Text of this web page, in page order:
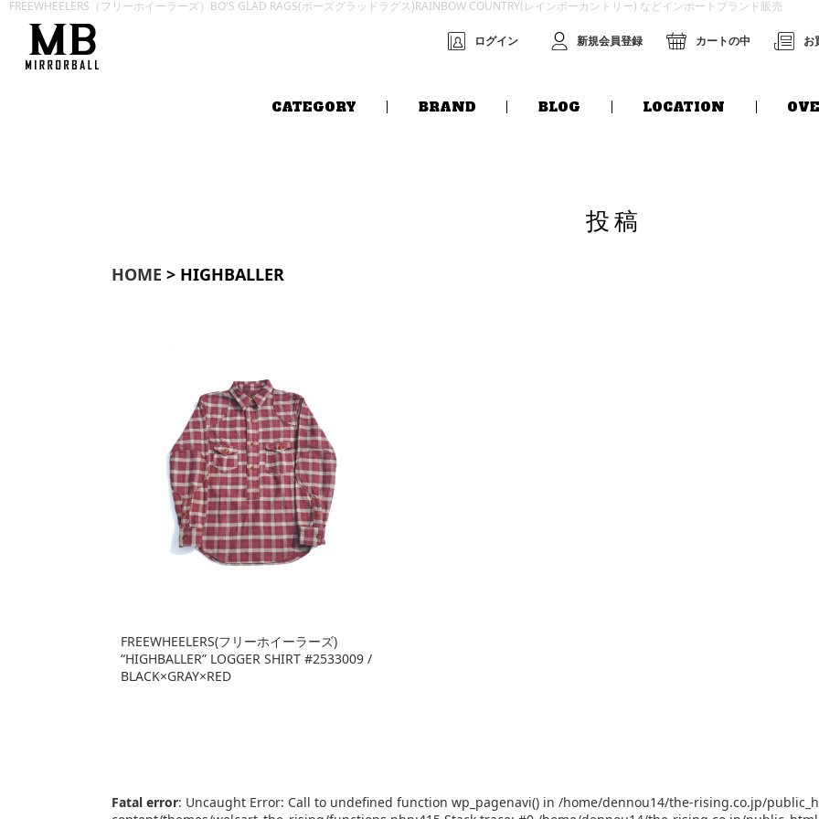
FREEWHEELERS（フリーホイーラーズ）BO'S GLAD RAGS(ボーズグラッドラグス)RAINBOW COUNTRY(レインボーカントリー) などインポートブランド販売
ログイン 新規会員登録 カートの中 お
CATEGORY BRAND BLOG LOCATION
投稿
HOME > HIGHBALLER
FREEWHEELERS(フリーホイーラーズ)
“HIGHBALLER” LOGGER SHIRT #2533009 /
BLACK×GRAY×RED
Fatal error: Uncaught Error: Call to undefined function wp_pagenavi() in /home/dennou14/the-rising.co.jp/